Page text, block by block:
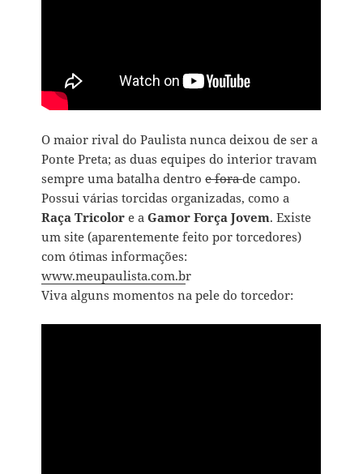
O maior rival do Paulista nunca deixou de ser a
Ponte Preta; as duas equipes do interior travam
sempre uma batalha dentroe forade campo.
Possui várias torcidas organizadas, como a
Raça Tricolor e aGamor Força Jovem. Existe
um site (aparentemente feito por torcedores)
com ótimas informações:
www.meupaulista.com.br
Viva alguns momentos na pele do torcedor: